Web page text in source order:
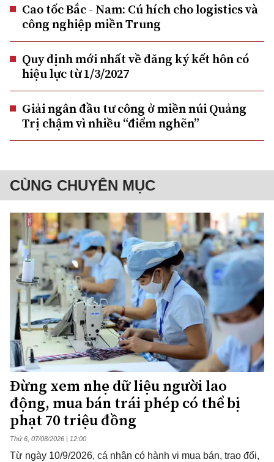
Cao tốc Bắc - Nam: Cú hích cho logistics và
công nghiệp miền Trung
Quy định mới nhất về đăng ký kết hôn có
hiệu lực từ 1/3/2027
Giải ngân đầu tư công ở miền núi Quảng
Trị chậm vì nhiều “điểm nghẽn”
CÙNG CHUYÊN MỤC
Đừng xem nhẹ dữ liệu người lao
động, mua bán trái phép có thể bị
phạt 70 triệu đồng
Thứ 6, 07/08/2026 | 12:00
Từ ngày 10/9/2026, cá nhân có hành vi mua bán, trao đổi,